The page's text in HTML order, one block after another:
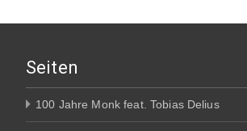
Seiten
100 Jahre Monk feat. Tobias Delius